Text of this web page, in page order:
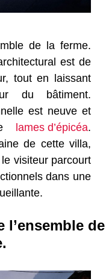
de la ferme.
est de
tout en laissant
du bâtiment.
est neuve et
lames d’épicéa.
de cette villa,
visiteur parcourt
dans une
l’ensemble de